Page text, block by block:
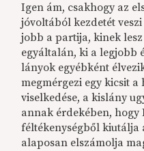
Igen ám, csakhogy az
jóvoltából kezdetét
jobb a partija, kinek
egyáltalán, ki a legjobb
lányok egyébként
megmérgezi egy kicsit
viselkedése, a kislány
annak érdekében, hogy
féltékenységből kiutálja
alaposan elszámolja